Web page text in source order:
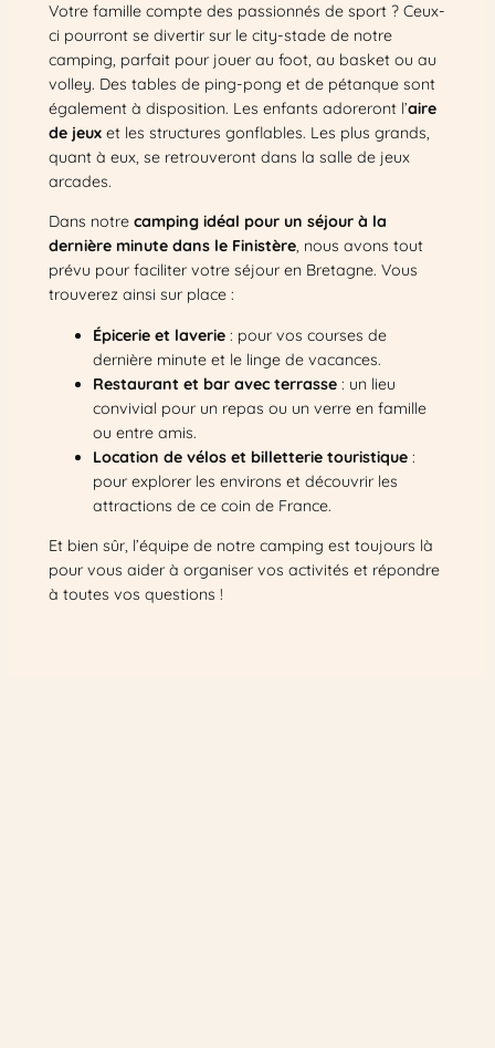
Votre famille compte des passionnés de sport ? Ceux-
ci pourront se divertir sur le city-stade de notre
camping, parfait pour jouer au foot, au basket ou au
volley. Des tables de ping-pong et de pétanque sont
également à disposition. Les enfants adoreront l’aire
de jeuxet les structures gonflables. Les plus grands,
quant à eux, se retrouveront dans la salle de jeux
arcades.
Dans notre camping idéal pour un séjour à la
dernière minute dans le Finistère, nous avons tout
prévu pour faciliter votre séjour en Bretagne. Vous
trouverez ainsi sur place :
Épicerie et laverie: pour vos courses de
dernière minute et le linge de vacances.
Restaurant et bar avec terrasse: un lieu
convivial pour un repas ou un verre en famille
ou entre amis.
Location de vélos et billetterie touristique:
pour explorer les environs et découvrir les
attractions de ce coin de France.
Et bien sûr, l’équipe de notre camping est toujours là
pour vous aider à organiser vos activités et répondre
à toutes vos questions !